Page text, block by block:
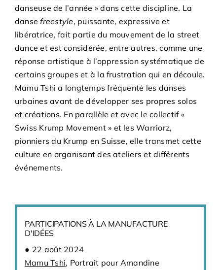
danseuse de l’année » dans cette discipline. La
dansefreestyle, puissante, expressive et
libératrice, fait partie du mouvement de la street
dance et est considérée, entre autres, comme une
réponse artistique à l’oppression systématique de
certains groupes et à la frustration qui en découle.
Mamu Tshi a longtemps fréquenté les danses
urbaines avant de développer ses propres solos
et créations. En parallèle et avec le collectif «
Swiss Krump Movement » et les Warriorz,
pionniers du Krump en Suisse, elle transmet cette
culture en organisant des ateliers et différents
événements.
PARTICIPATIONS À LA MANUFACTURE
D'IDÉES
22 août 2024
Mamu Tshi, Portrait pour Amandine